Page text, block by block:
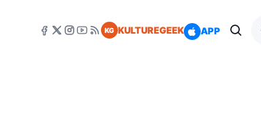
KG KULTUREGEEK APP